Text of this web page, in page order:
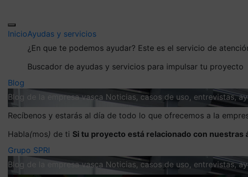
InicioAyudas y servicios
¿En que te podemos ayudar? Este es el servicio de
Buscador de ayudas y servicios para impulsar tu proyecto
Blog
Blog de la empresa vasca Noticias, casos de uso, entrevistas,
Recíbenos y estarás al día de todo lo que ofrecemos a la
Habla(mos) de ti Si tu proyecto está relacionado con nuestras
Grupo SPRI
Blog de la empresa vasca Noticias, casos de uso, entrevistas,